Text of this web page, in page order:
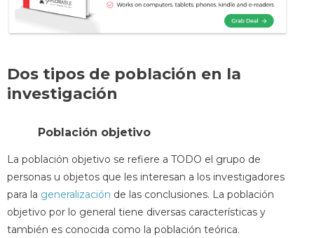
Dos tipos de población en la
investigación
Población objetivo
La población objetivo se refiere a TODO el grupo de
personas u objetos que les interesan a los investigadores
para la generalización de las conclusiones. La población
objetivo por lo general tiene diversas características y
también es conocida como la población teórica.